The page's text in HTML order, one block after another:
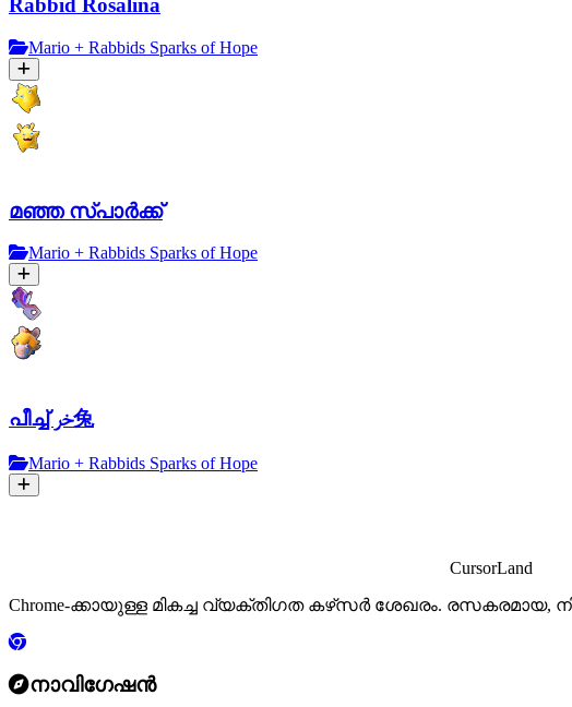
Rabbid Rosalina
Mario + Rabbids Sparks of Hope
മഞ്ഞ സ്പാർക്ക്
Mario + Rabbids Sparks of Hope
പീച്ച് خر兔
Mario + Rabbids Sparks of Hope
CursorLand
Chrome-ക്കായുള്ള മികച്ച വ്യക്തിഗത കഴ്‌സർ ശേഖരം. രസകരമായ,
നാവിഗേഷൻ